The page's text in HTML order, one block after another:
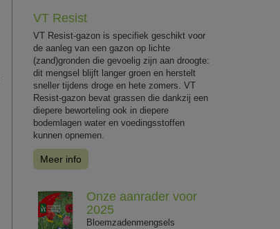
VT Resist
VT Resist-gazon is specifiek geschikt voor
de aanleg van een gazon op lichte
(zand)gronden die gevoelig zijn aan droogte:
dit mengsel blijft langer groen en herstelt
sneller tijdens droge en hete zomers. VT
Resist-gazon bevat grassen die dankzij een
diepere beworteling ook in diepere
bodemlagen water en voedingsstoffen
kunnen opnemen.
Meer info
Onze aanrader voor
2025
Bloemzadenmengsels